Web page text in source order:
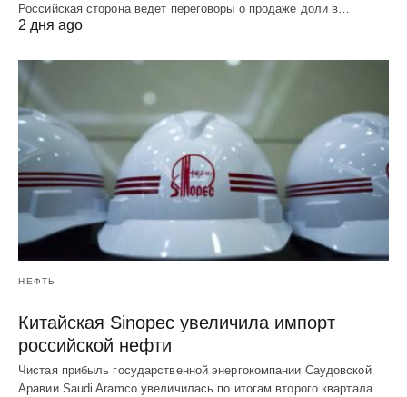
Российская сторона ведет переговоры о продаже доли в…
2 дня ago
НЕФТЬ
Китайская Sinopec увеличила импорт
российской нефти
Чистая прибыль государственной энергокомпании Саудовской
Аравии Saudi Aramco увеличилась по итогам второго квартала